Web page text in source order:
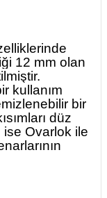
12 mm olan
kullanım
bir
düz
ise Ovarlok ile